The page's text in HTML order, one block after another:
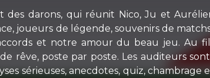
des darons, qui réunit Nico, Ju et
joueurs de légende, souvenirs de
et notre amour du beau jeu. Au
rêve, poste par poste. Les auditeurs
sérieuses, anecdotes, quiz, chambrage